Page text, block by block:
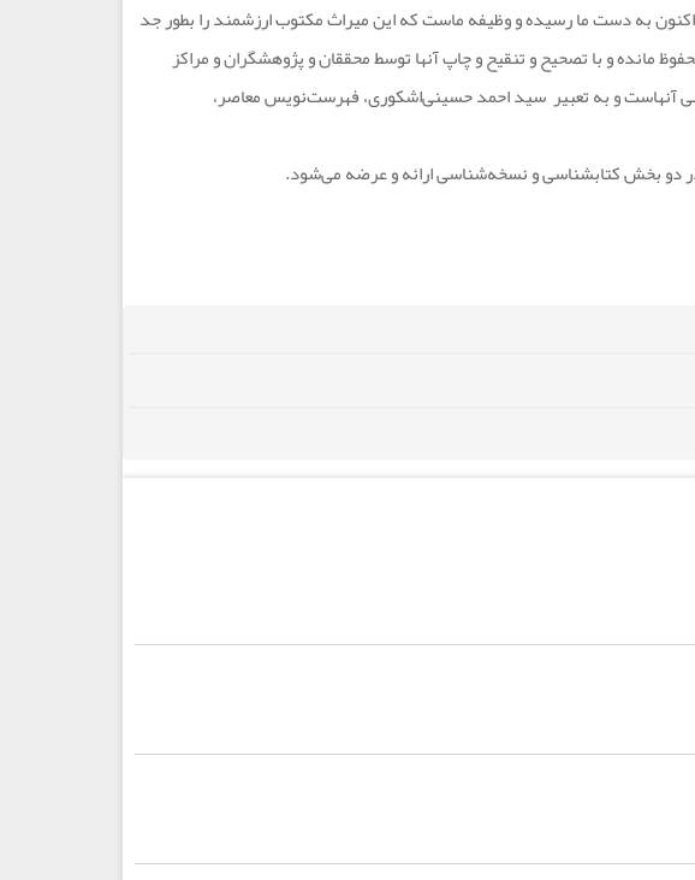
به دست ما رسیده و وظیفه ماست که این میراث مکتوب ارزشمند را بطور جد
مانده و با تصحیح و تنقیح و چاپ آنها توسط محققان و پژوهشگران و مراکز
آنهاست و به تعبیر سید احمد حسینی‌اشکوری، فهرست‌نویس معاصر،
دو بخش کتابشناسی و نسخه‌شناسی ارائه و عرضه می‌شود.